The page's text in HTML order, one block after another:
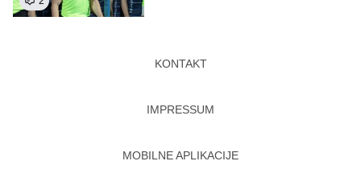
KONTAKT
IMPRESSUM
MOBILNE APLIKACIJE